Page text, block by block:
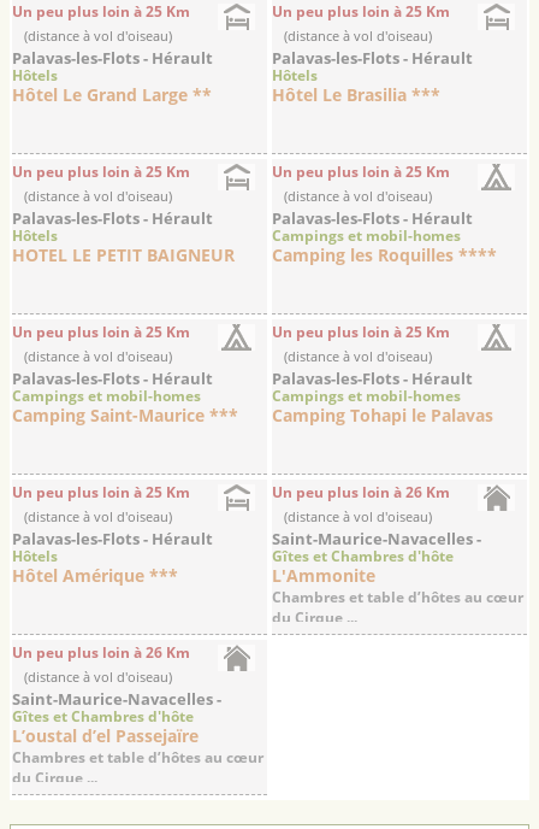
Un peu plus loin à 25 Km
(distance à vol d'oiseau)
Palavas-les-Flots - Hérault
Hôtels
Hôtel Le Grand Large **
Un peu plus loin à 25 Km
(distance à vol d'oiseau)
Palavas-les-Flots - Hérault
Hôtels
Hôtel Le Brasilia ***
Un peu plus loin à 25 Km
(distance à vol d'oiseau)
Palavas-les-Flots - Hérault
Hôtels
HOTEL LE PETIT BAIGNEUR
Un peu plus loin à 25 Km
(distance à vol d'oiseau)
Palavas-les-Flots - Hérault
Campings et mobil-homes
Camping les Roquilles ****
Un peu plus loin à 25 Km
(distance à vol d'oiseau)
Palavas-les-Flots - Hérault
Campings et mobil-homes
Camping Saint-Maurice ***
Un peu plus loin à 25 Km
(distance à vol d'oiseau)
Palavas-les-Flots - Hérault
Campings et mobil-homes
Camping Tohapi le Palavas
Un peu plus loin à 25 Km
(distance à vol d'oiseau)
Palavas-les-Flots - Hérault
Hôtels
Hôtel Amérique ***
Un peu plus loin à 26 Km
(distance à vol d'oiseau)
Saint-Maurice-Navacelles -
Hérault
Gîtes et Chambres d'hôte
L'Ammonite
Chambres et table d’hôtes au cœur
du Cirque ...
Un peu plus loin à 26 Km
(distance à vol d'oiseau)
Saint-Maurice-Navacelles -
Hérault
Gîtes et Chambres d'hôte
L’oustal d’el Passejaïre
Chambres et table d’hôtes au cœur
du Cirque ...